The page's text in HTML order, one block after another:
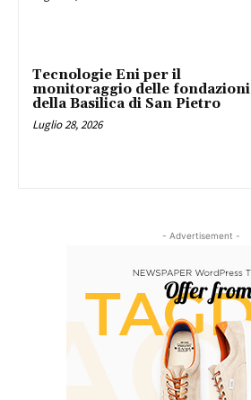
Tecnologie Eni per il
monitoraggio delle fondazioni
della Basilica di San Pietro
Luglio 28, 2026
- Advertisement -